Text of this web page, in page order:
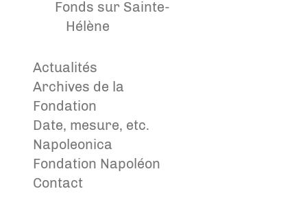
Fonds sur Sainte-
Hélène
Actualités
Archives de la
Fondation
Date, mesure, etc.
Napoleonica
Fondation Napoléon
Contact